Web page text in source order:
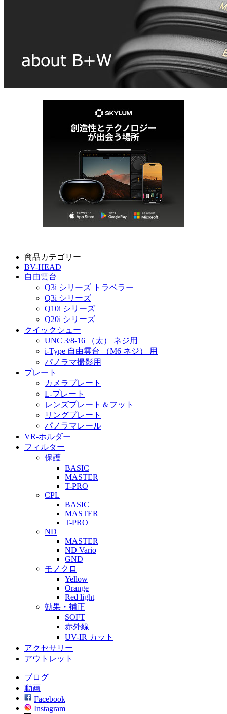
商品カテゴリー
BV-HEAD
自由雲台
Q3i シリーズ トラベラー
Q3i シリーズ
Q10i シリーズ
Q20i シリーズ
クイックシュー
UNC 3/8-16 （太） ネジ用
i-Type 自由雲台 （M6 ネジ） 用
パノラマ撮影用
プレート
カメラプレート
L-プレート
レンズプレート＆フット
リングプレート
パノラマレール
VR-ホルダー
フィルター
保護
BASIC
MASTER
T-PRO
CPL
BASIC
MASTER
T-PRO
ND
MASTER
ND Vario
GND
モノクロ
Yellow
Orange
Red light
効果・補正
SOFT
赤外線
UV-IR カット
アクセサリー
アウトレット
ブログ
動画
Facebook
Instagram